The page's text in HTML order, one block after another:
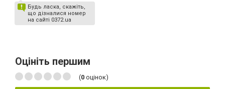
Будь ласка, скажіть,
що дізналися номер
на сайті 0372.ua
Оцініть першим
(0 оцінок)